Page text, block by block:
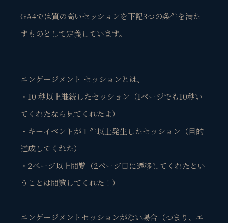
GA4では質の高いセッションを下記3つの条件を満た
すものとして定義しています。
エンゲージメント セッションとは、
・10 秒以上継続したセッション（1ページでも10秒い
てくれたなら見てくれたよ）
・キーイベントが 1 件以上発生したセッション（目的
達成してくれた）
・2ページ以上閲覧（2ページ目に遷移してくれたとい
うことは閲覧してくれた！）
エンゲージメントセッションがない場合（つまり、エ